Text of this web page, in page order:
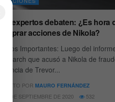
Los expertos debaten: ¿Es hora
comprar acciones de Nikola?
Puntos Importantes: Luego del
Research que acusó a Nikola de
renuncia de Trevor...
ESCRITO POR MAURO FERNÁNDEZ
27 DE SEPTIEMBRE DE 2020 532